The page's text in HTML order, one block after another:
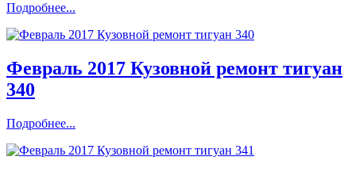
Подробнее...
Февраль 2017 Кузовной ремонт тигуан
340
Подробнее...